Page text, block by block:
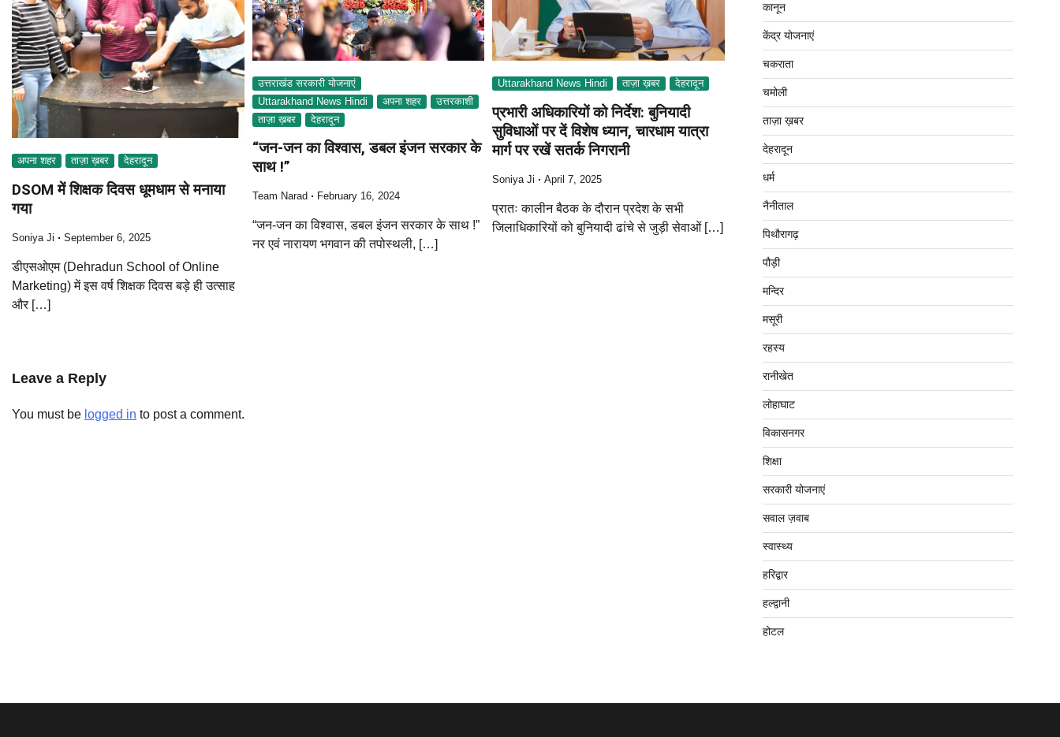
अपना शहर ताज़ा ख़बर देहरादून
DSOM में शिक्षक दिवस धूमधाम से मनाया
गया
Soniya Ji September 6, 2025
डीएसओएम (Dehradun School of Online
Marketing) में इस वर्ष शिक्षक दिवस बड़े ही उत्साह
और […]
उत्तराखंड सरकारी योजनाएं
Uttarakhand News Hindi
अपना शहर
उत्तरकाशी
ताज़ा ख़बर
देहरादून
“जन-जन का विश्वास, डबल इंजन सरकार के
साथ !”
Team Narad February 16, 2024
“जन-जन का विश्वास, डबल इंजन सरकार के साथ !”
नर एवं नारायण भगवान की तपोस्थली, […]
Uttarakhand News Hindi ताज़ा ख़बर देहरादून
प्रभारी अधिकारियों को निर्देश: बुनियादी
सुविधाओं पर दें विशेष ध्यान, चारधाम यात्रा
मार्ग पर रखें सतर्क निगरानी
Soniya Ji April 7, 2025
प्रातः कालीन बैठक के दौरान प्रदेश के सभी
जिलाधिकारियों को बुनियादी ढांचे से जुड़ी सेवाओं […]
Leave a Reply
You must be logged in to post a comment.
कानून
केंद्र योजनाएं
चकराता
चमोली
ताज़ा ख़बर
देहरादून
धर्म
नैनीताल
पिथौरागढ़
पौड़ी
मन्दिर
मसूरी
रहस्य
रानीखेत
लोहाघाट
विकासनगर
शिक्षा
सरकारी योजनाएं
सवाल ज़वाब
स्वास्थ्य
हरिद्वार
हल्द्वानी
होटल